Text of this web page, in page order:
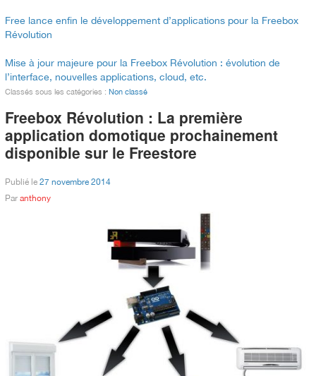
Free lance enfin le développement d’applications pour la Freebox
Révolution
Mise à jour majeure pour la Freebox Révolution : évolution de
l’interface, nouvelles applications, cloud, etc.
Classés sous les catégories : Non classé
Freebox Révolution : La première
application domotique prochainement
disponible sur le Freestore
Publié le 27 novembre 2014
Par anthony